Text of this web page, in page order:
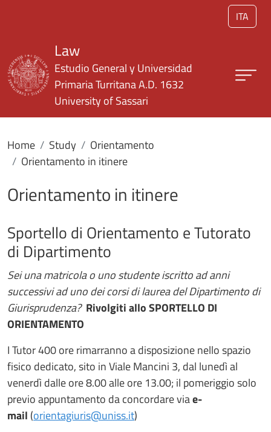
ITA
Law
Estudio General y Universidad
Primaria Turritana A.D. 1632
University of Sassari
Home Study
Orientamento
Orientamento in itinere
Orientamento in itinere
Sportello di Orientamento e Tutorato
di Dipartimento
Sei una matricola o uno studente iscritto ad anni
successivi ad uno dei corsi di laurea del Dipartimento di
Giurisprudenza? Rivolgiti allo SPORTELLO DI
ORIENTAMENTO
I Tutor 400 ore rimarranno a disposizione nello spazio
fisico dedicato, sito in Viale Mancini 3, dal lunedì al
venerdì dalle ore 8.00 alle ore 13.00; il pomeriggio solo
previo appuntamento da concordare viae-
mail (orientagiuris@uniss.it)